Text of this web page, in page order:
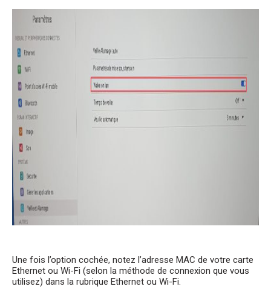
Une fois l’option cochée, notez l’adresse MAC de votre carte
Ethernet ou Wi-Fi (selon la méthode de connexion que vous
utilisez) dans la rubrique Ethernet ou Wi-Fi.